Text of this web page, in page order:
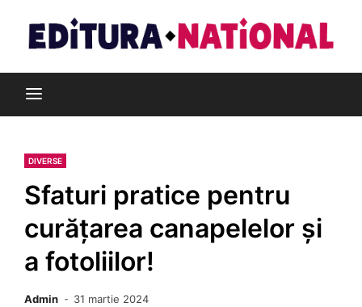
content
Editura Național
DIVERSE
Sfaturi pratice pentru
curățarea canapelelor și
a fotoliilor!
Admin 31 martie 2024